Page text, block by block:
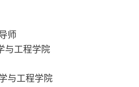
师
与工程学院
与工程学院